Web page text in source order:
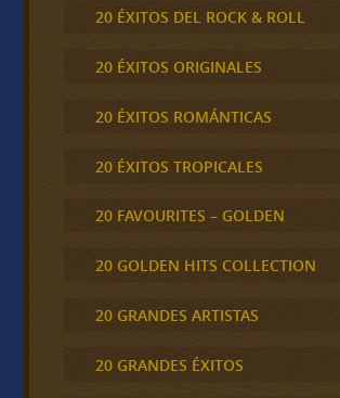
20 ÉXITOS DEL ROCK & ROLL
20 ÉXITOS ORIGINALES
20 ÉXITOS ROMÁNTICAS
20 ÉXITOS TROPICALES
20 FAVOURITES – GOLDEN
20 GOLDEN HITS COLLECTION
20 GRANDES ARTISTAS
20 GRANDES ÉXITOS